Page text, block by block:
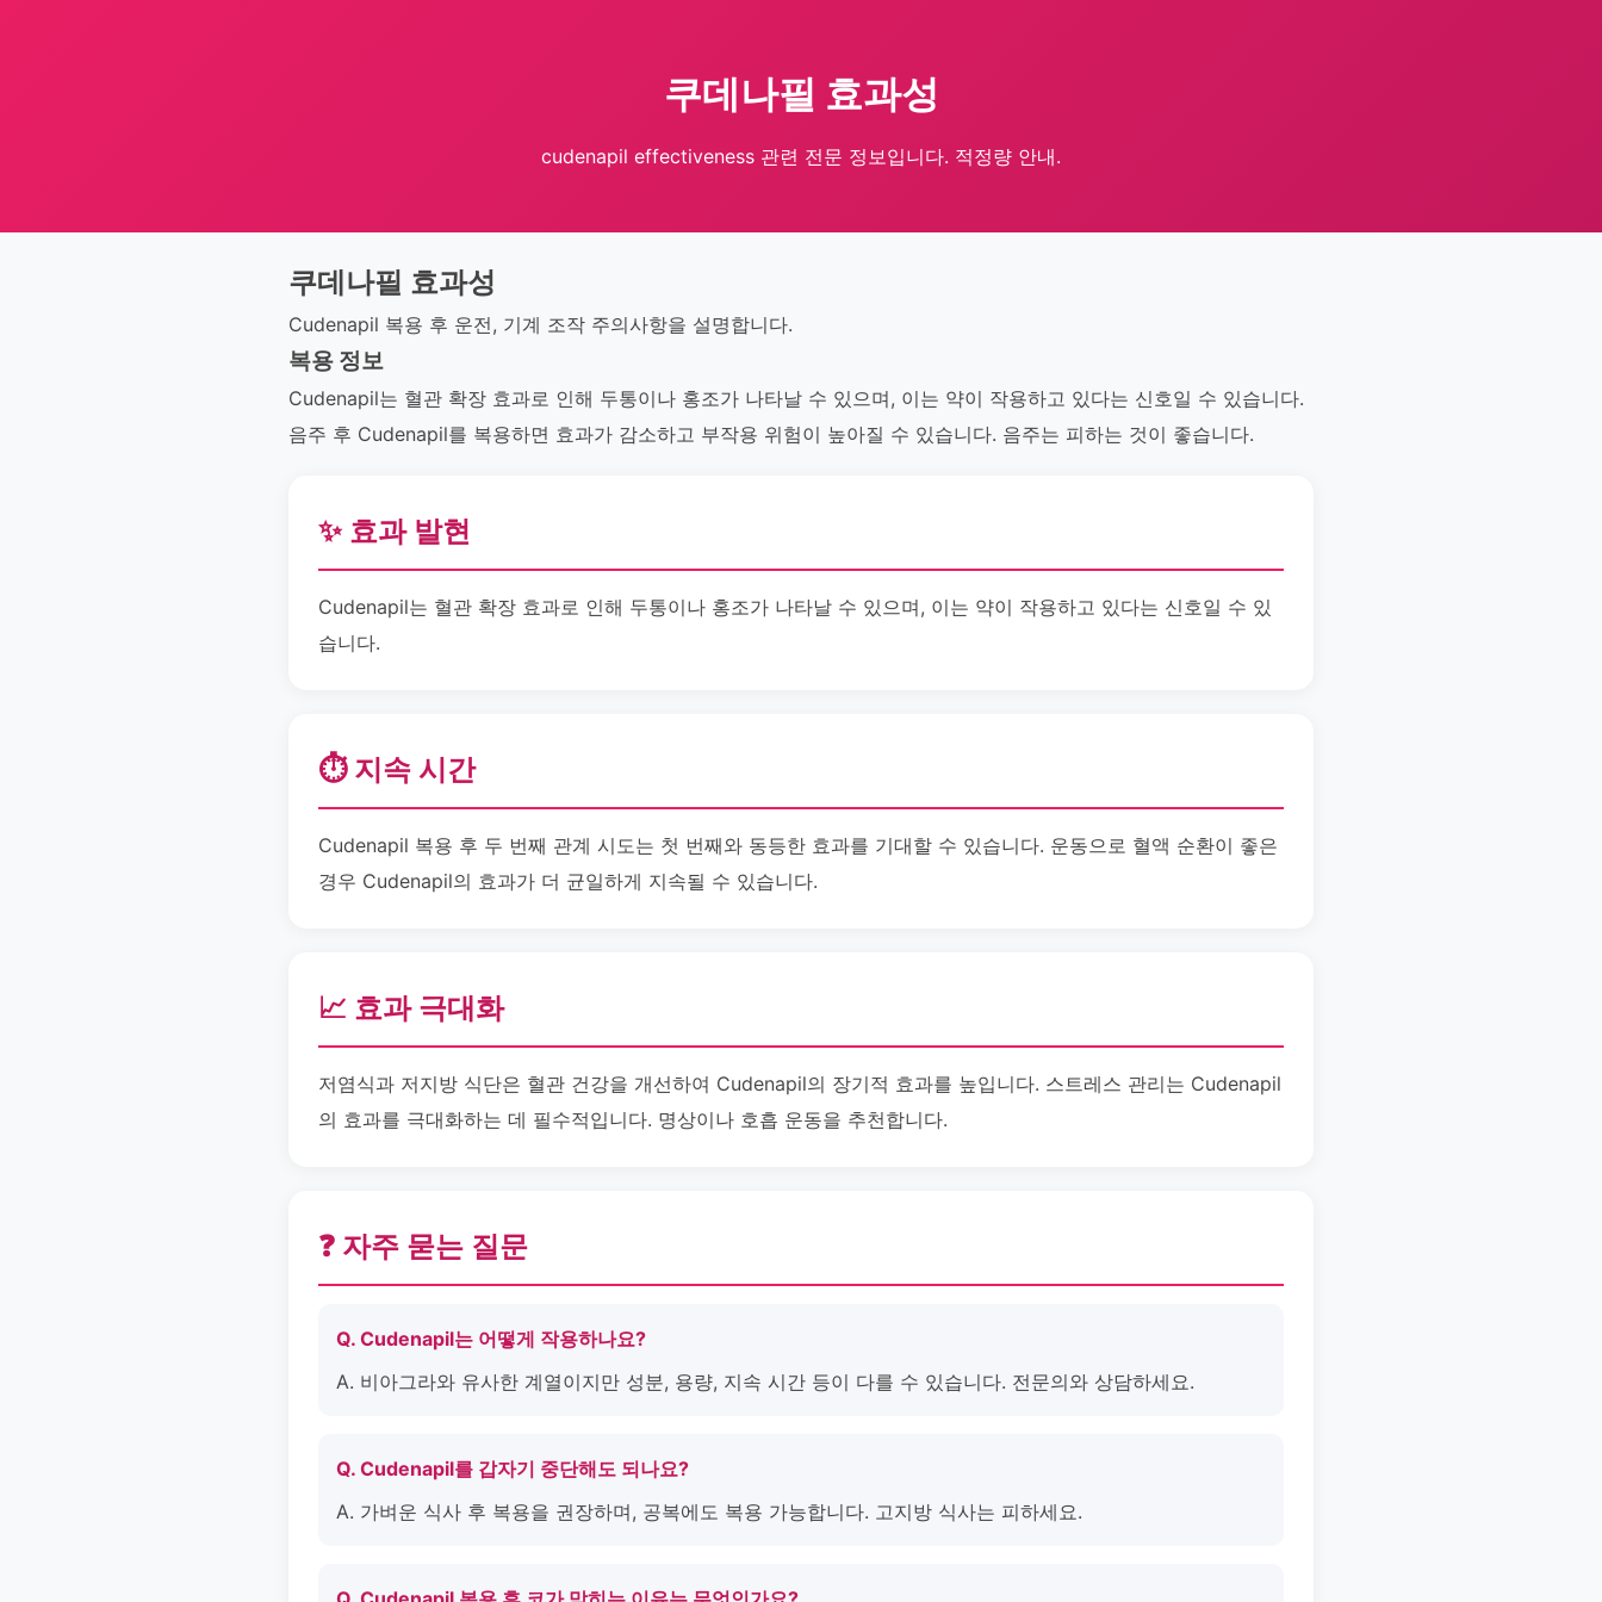
쿠데나필 효과성
cudenapil effectiveness 관련 전문 정보입니다. 적정량 안내.
쿠데나필 효과성
Cudenapil 복용 후 운전, 기계 조작 주의사항을 설명합니다.
복용 정보
Cudenapil는 혈관 확장 효과로 인해 두통이나 홍조가 나타날 수 있으며, 이는 약이 작용하고 있다는 신호일 수 있습니다.
음주 후 Cudenapil를 복용하면 효과가 감소하고 부작용 위험이 높아질 수 있습니다. 음주는 피하는 것이 좋습니다.
✨ 효과 발현
Cudenapil는 혈관 확장 효과로 인해 두통이나 홍조가 나타날 수 있으며, 이는 약이 작용하고 있다는 신호일 수 있
습니다.
⏱️ 지속 시간
Cudenapil 복용 후 두 번째 관계 시도는 첫 번째와 동등한 효과를 기대할 수 있습니다. 운동으로 혈액 순환이 좋은
경우 Cudenapil의 효과가 더 균일하게 지속될 수 있습니다.
📈 효과 극대화
저염식과 저지방 식단은 혈관 건강을 개선하여 Cudenapil의 장기적 효과를 높입니다. 스트레스 관리는 Cudenapil
의 효과를 극대화하는 데 필수적입니다. 명상이나 호흡 운동을 추천합니다.
❓ 자주 묻는 질문
Q. Cudenapil는 어떻게 작용하나요?
A. 비아그라와 유사한 계열이지만 성분, 용량, 지속 시간 등이 다를 수 있습니다. 전문의와 상담하세요.
Q. Cudenapil를 갑자기 중단해도 되나요?
A. 가벼운 식사 후 복용을 권장하며, 공복에도 복용 가능합니다. 고지방 식사는 피하세요.